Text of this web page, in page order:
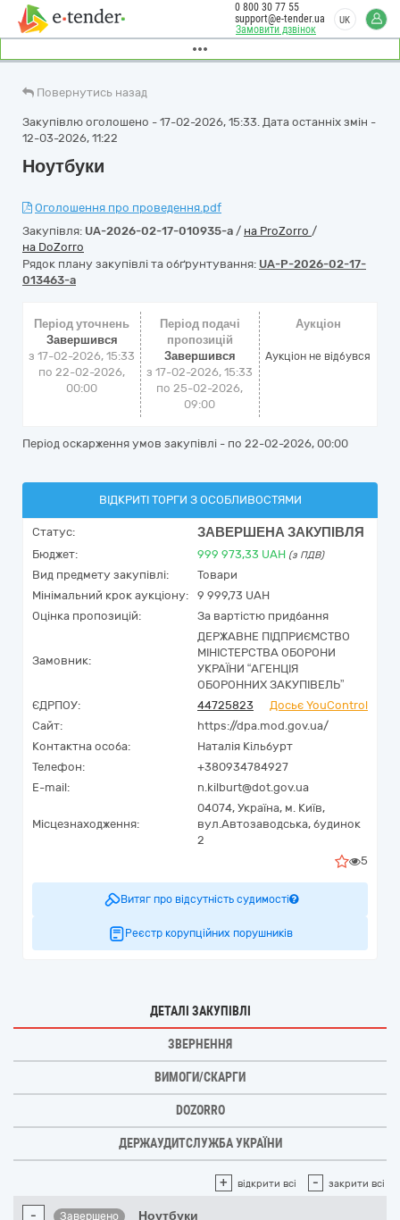
Замовити дзвінок
0 800 30 77 55
support@e-tender.ua
UK
Повернутись назад
Закупівлю оголошено - 17-02-2026, 15:33. Дата останніх змін -
12-03-2026, 11:22
Ноутбуки
Оголошення про проведення.pdf
Закупівля: UA-2026-02-17-010935-a / на ProZorro /
на DoZorro
Рядок плану закупівлі та обґрунтування: UA-P-2026-02-17-
013463-a
Період уточнень
Завершився
з 17-02-2026, 15:33
по 22-02-2026,
00:00
Період подачі
пропозицій
Завершився
з 17-02-2026, 15:33
по 25-02-2026,
09:00
Аукціон
Аукціон не відбувся
Період оскарження умов закупівлі - по 22-02-2026, 00:00
ВІДКРИТІ ТОРГИ З ОСОБЛИВОСТЯМИ
Статус: ЗАВЕРШЕНА ЗАКУПІВЛЯ
Бюджет: 999 973,33 UAH (з ПДВ)
Вид предмету закупівлі:
Товари
Мінімальний крок аукціону:
9 999,73 UAH
Оцінка пропозицій:
За вартістю придбання
Замовник:
ДЕРЖАВНЕ ПІДПРИЄМСТВО
МІНІСТЕРСТВА ОБОРОНИ
УКРАЇНИ “АГЕНЦІЯ
ОБОРОННИХ ЗАКУПІВЕЛЬ”
ЄДРПОУ:
44725823
Досьє YouControl
Сайт:
https://dpa.mod.gov.ua/
Контактна особа:
Наталія Кільбурт
Телефон:
+380934784927
E-mail:
n.kilburt@dot.gov.ua
Місцезнаходження:
04074, Україна, м. Київ,
вул.Автозаводська, будинок
2
5
Витяг про відсутність судимості
Реєстр корупційних порушників
ДЕТАЛІ ЗАКУПІВЛІ
ЗВЕРНЕННЯ
ВИМОГИ/СКАРГИ
DOZORRO
ДЕРЖАУДИТСЛУЖБА УКРАЇНИ
+ відкрити всі - закрити всі
- Завершено Ноутбуки